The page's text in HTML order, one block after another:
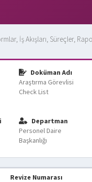
İş Akışları, Süreçler,
Doküman Adı
Araştırma Görevlisi
Check List
Departman
Personel Daire
Başkanlığı
Revize Numarası